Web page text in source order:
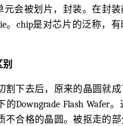
元会被划片，封装。在封
。chip是对芯片的泛称，
割下去后，原来的晶圆就
Downgrade Flash Wafer
不合格的晶圆。被抠走的